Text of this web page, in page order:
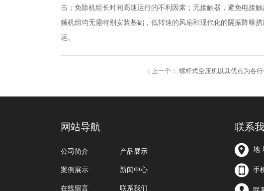
击；免除机组长时间高速运行的不利因素；无接触器，避免电接
频机组均无需特别安装基础，低转速的风扇和现代化的隔振降噪
运。
[ 上一个： 螺杆式空压机以其优点为各
网站导航
公司简介 产品展示
案例展示 新闻中心
在线留言 联系我们
联系
地
手